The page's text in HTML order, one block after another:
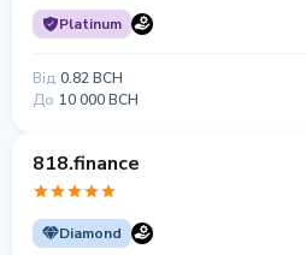
Platinum
Від 0.82 BCH
До 10 000 BCH
818.finance
Diamond